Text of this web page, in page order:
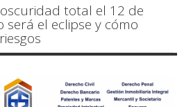
total el 12 de
será el eclipse y cómo